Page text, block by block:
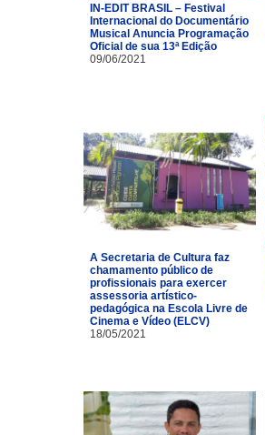
IN-EDIT BRASIL – Festival
Internacional do Documentário
Musical Anuncia Programação
Oficial de sua 13ª Edição
09/06/2021
A Secretaria de Cultura faz
chamamento público de
profissionais para exercer
assessoria artístico-
pedagógica na Escola Livre de
Cinema e Vídeo (ELCV)
18/05/2021